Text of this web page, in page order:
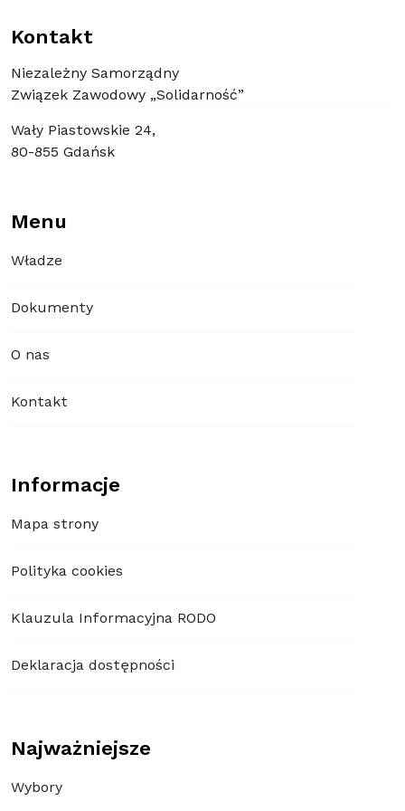
Kontakt
Niezależny Samorządny
Związek Zawodowy „Solidarność”
Wały Piastowskie 24,
80-855 Gdańsk
Menu
Władze
Dokumenty
O nas
Kontakt
Informacje
Mapa strony
Polityka cookies
Klauzula Informacyjna RODO
Deklaracja dostępności
Najważniejsze
Wybory